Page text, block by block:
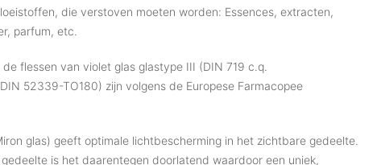
die verstoven moeten worden: Essences, extracten,
parfum, etc.
flessen van violet glas glastype III (DIN 719 c.q.
52339-TO180) zijn volgens de Europese Farmacopee
glas) geeft optimale lichtbescherming in het zichtbare gedeelte.
is het daarentegen doorlatend waardoor een uniek,